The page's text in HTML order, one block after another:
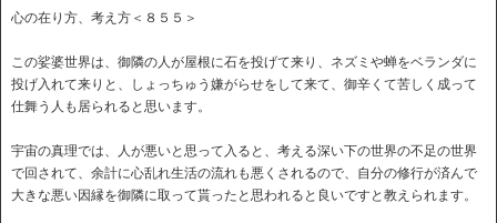
心の在り方、考え方＜８５５＞
この娑婆世界は、御隣の人が屋根に石を投げて来り、ネズミや蝉をベランダに
投げ入れて来りと、しょっちゅう嫌がらせをして来て、御辛くて苦しく成って
仕舞う人も居られると思います。
宇宙の真理では、人が悪いと思って入ると、考える深い下の世界の不足の世界
で回されて、余計に心乱れ生活の流れも悪くされるので、自分の修行が済んで
大きな悪い因縁を御隣に取って貰ったと思われると良いですと教えられます。